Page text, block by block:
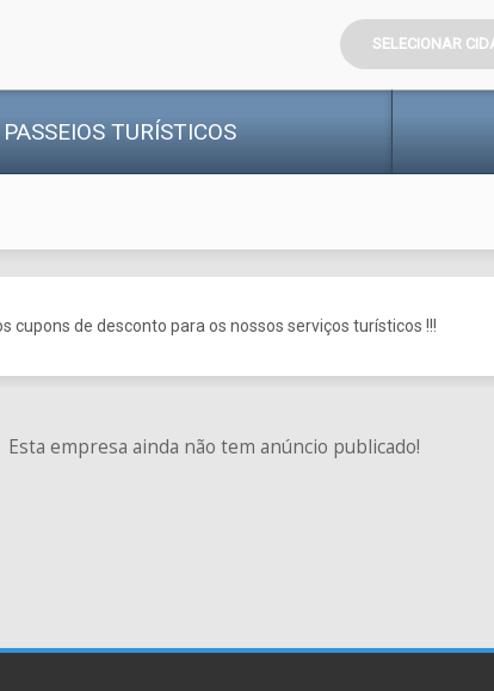
SELECIONAR
PASSEIOSTURÍSTICOS
cupons de desconto para os nossos serviços turísticos !!!
Esta empresa ainda não tem anúncio publicado!